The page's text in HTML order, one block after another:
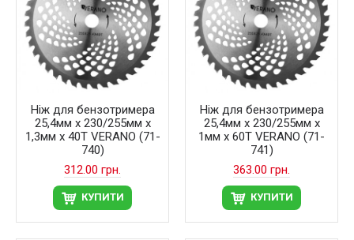
Ніж для бензотримера
25,4мм х 230/255мм х
1,3мм х 40T VERANO (71-
740)
312.00 грн.
КУПИТИ
Ніж для бензотримера
25,4мм х 230/255мм х
1мм х 60T VERANO (71-
741)
363.00 грн.
КУПИТИ